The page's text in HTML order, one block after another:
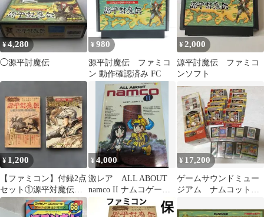
¥4,280
◯源平討魔伝
¥ 980
源平討魔伝 ファミコ
ン 動作確認済み FC
¥2,000
源平討魔伝 ファミコ
ンソフト
¥ 1,200
【ファミコン】付録2点
セット①源平対魔伝
②RPG SPECIAL
¥4,000
激レア ALL ABOUT
namco II ナムコゲーム
のすべてII
¥ 17,200
ゲームサウンドミュー
ジアム ナムコット
ミコン 10種 箱付